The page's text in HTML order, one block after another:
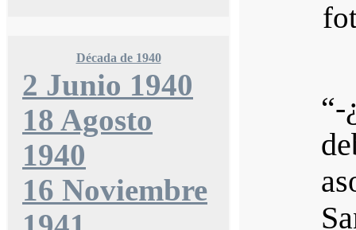
Década de 1940
2 Junio 1940
18 Agosto
1940
16 Noviembre
“-